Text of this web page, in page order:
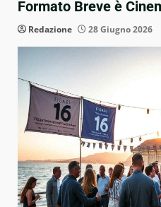
Formato Breve è
Redazione 28 Giugno 2026